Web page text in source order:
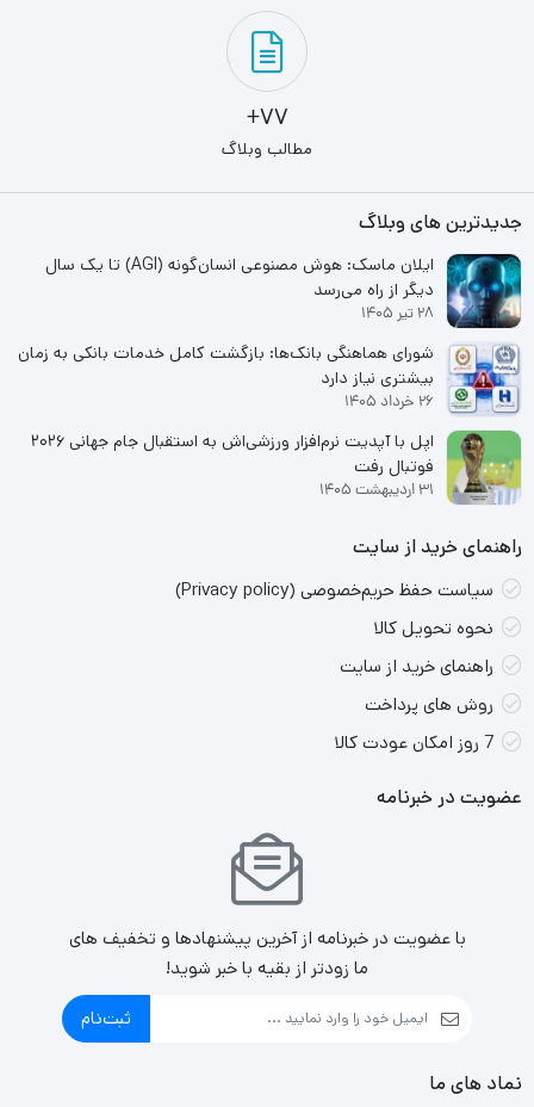
77+
مطالب وبلاگ
جدیدترین های وبلاگ
ایلان ماسک: هوش مصنوعی انسان‌گونه (AGI) تا یک سال
دیگر از راه می‌رسد
28 تیر 1405
شورای هماهنگی بانک‌ها: بازگشت کامل خدمات بانکی به زمان
بیشتری نیاز دارد
26 خرداد 1405
اپل با آپدیت نرم‌افزار ورزشی‌اش به استقبال جام جهانی ۲۰۲۶
فوتبال رفت
31 اردیبهشت 1405
راهنمای خرید از سایت
سیاست حفظ حریم‌خصوصی (Privacy policy)
نحوه تحویل کالا
راهنمای خرید از سایت
روش های پرداخت
7 روز امکان عودت کالا
عضویت در خبرنامه
با عضویت در خبرنامه از آخرین پیشنهادها و تخفیف های
ما زودتر از بقیه با خبر شوید!
ثبت‌نام
نماد های ما